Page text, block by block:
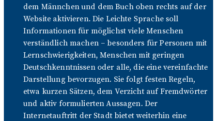
dem Männchen und dem Buch oben rechts auf der
Website aktivieren. Die Leichte Sprache soll
Informationen für möglichst viele Menschen
verständlich machen – besonders für Personen mit
Lernschwierigkeiten, Menschen mit geringen
Deutschkenntnissen oder alle, die eine vereinfachte
Darstellung bevorzugen. Sie folgt festen Regeln,
etwa kurzen Sätzen, dem Verzicht auf Fremdwörter
und aktiv formulierten Aussagen. Der
Internetauftritt der Stadt bietet weiterhin eine